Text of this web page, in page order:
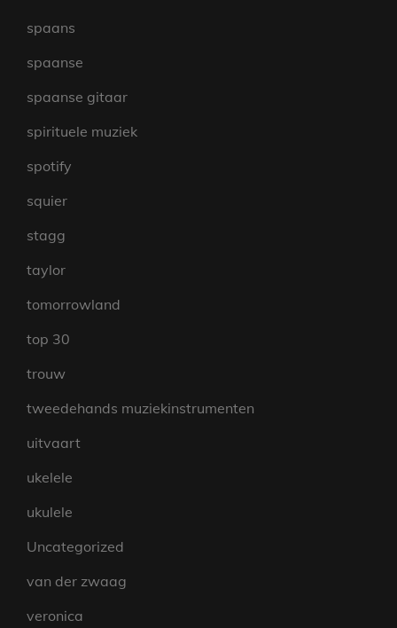
spaans
spaanse
spaanse gitaar
spirituele muziek
spotify
squier
stagg
taylor
tomorrowland
top 30
trouw
tweedehands muziekinstrumenten
uitvaart
ukelele
ukulele
Uncategorized
van der zwaag
veronica